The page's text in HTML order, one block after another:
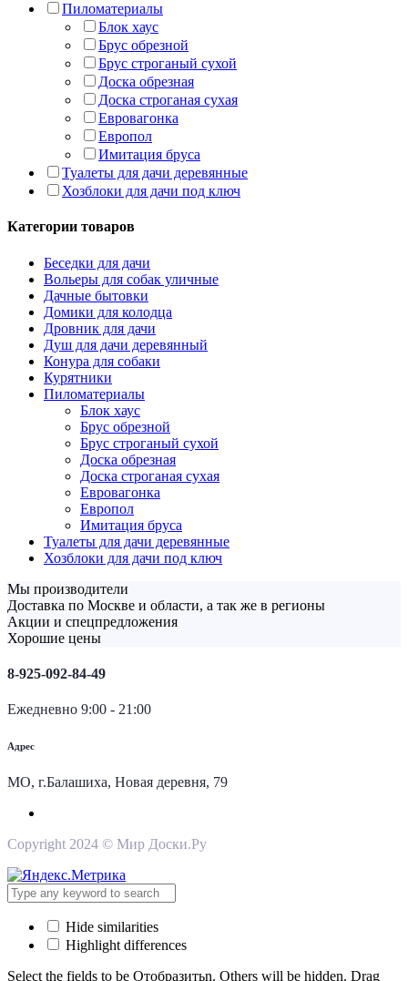
Пиломатериалы
Блок хаус
Брус обрезной
Брус строганый сухой
Доска обрезная
Доска строганая сухая
Евровагонка
Европол
Имитация бруса
Туалеты для дачи деревянные
Хозблоки для дачи под ключ
Категории товаров
Беседки для дачи
Вольеры для собак уличные
Дачные бытовки
Домики для колодца
Дровник для дачи
Душ для дачи деревянный
Конура для собаки
Курятники
Пиломатериалы
Блок хаус
Брус обрезной
Брус строганый сухой
Доска обрезная
Доска строганая сухая
Евровагонка
Европол
Имитация бруса
Туалеты для дачи деревянные
Хозблоки для дачи под ключ
Мы производители
Доставка по Москве и области, а так же в регионы
Акции и спецпредложения
Хорошие цены
8-925-092-84-49
Ежедневно 9:00 - 21:00
Адрес
МО, г.Балашиха, Новая деревня, 79
Copyright 2024 © Мир Доски.Ру
Hide similarities
Highlight differences
Select the fields to be Отобразитьn. Others will be hidden. Drag